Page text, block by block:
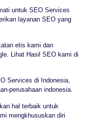
untuk SEO Services
layanan SEO yang
etis kami dan
Lihat Hasil SEO kami di
Services di Indonesia,
perusahaan indonesia.
hal terbaik untuk
mengkhususkan diri